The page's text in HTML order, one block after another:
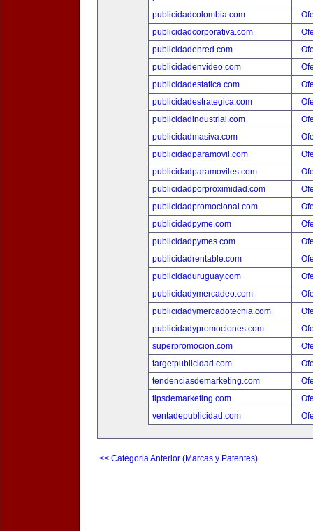
publicidadcolombia.com
publicidadcorporativa.com
publicidadenred.com
publicidadenvideo.com
publicidadestatica.com
publicidadestrategica.com
publicidadindustrial.com
publicidadmasiva.com
publicidadparamovil.com
publicidadparamoviles.com
publicidadporproximidad.com
publicidadpromocional.com
publicidadpyme.com
publicidadpymes.com
publicidadrentable.com
publicidaduruguay.com
publicidadymercadeo.com
publicidadymercadotecnia.com
publicidadypromociones.com
superpromocion.com
targetpublicidad.com
tendenciasdemarketing.com
tipsdemarketing.com
ventadepublicidad.com
<< Categoria Anterior (Marcas y Patentes)